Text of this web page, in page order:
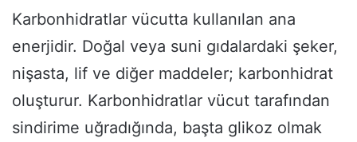
Karbonhidratlar vücutta kullanılan ana
enerjidir. Doğal veya suni gıdalardaki şeker,
nişasta, lif ve diğer maddeler; karbonhidrat
oluşturur. Karbonhidratlar vücut tarafından
sindirime uğradığında, başta glikoz olmak